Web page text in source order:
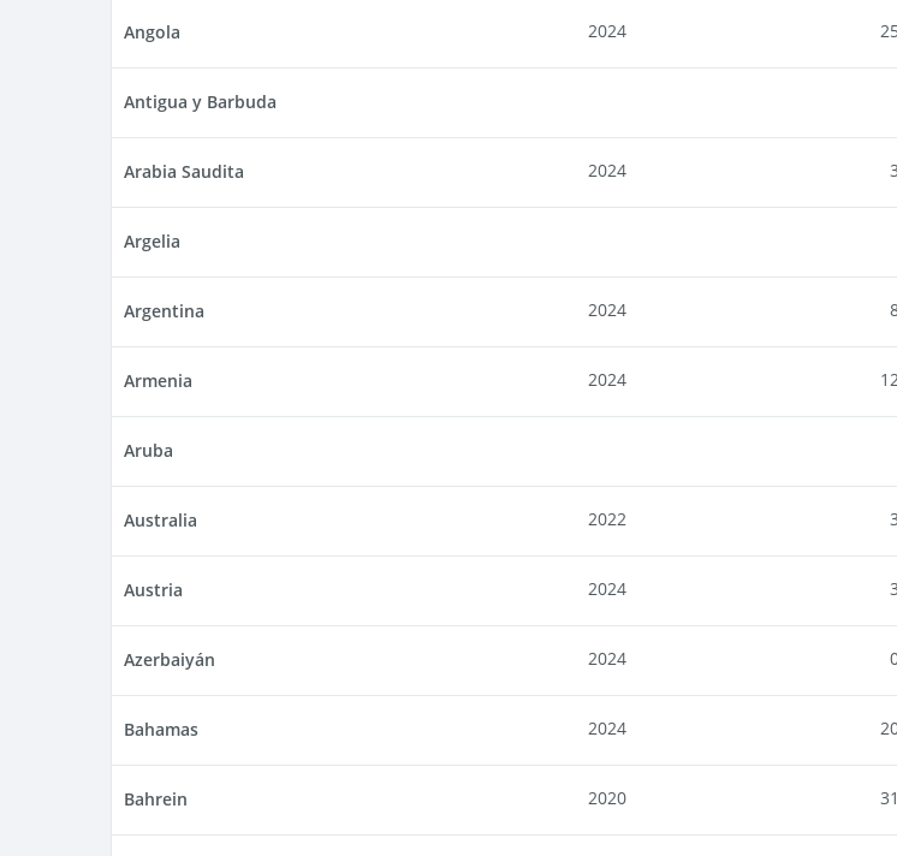
Angola 2024
Antigua y Barbuda
Arabia Saudita 2024
Argelia
Argentina 2024
Armenia 2024
Aruba
Australia 2022
Austria 2024
Azerbaiyán 2024
Bahamas 2024
Bahrein 2020